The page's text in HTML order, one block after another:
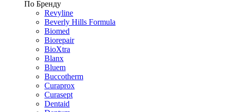
По Бренду
Revyline
Beverly Hills Formula
Biomed
Biorepair
BioXtra
Blanx
Bluem
Buccotherm
Curaprox
Curasept
Dentaid